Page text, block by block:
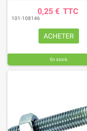
0,25 € TTC
101-108146
ACHETER
En stock